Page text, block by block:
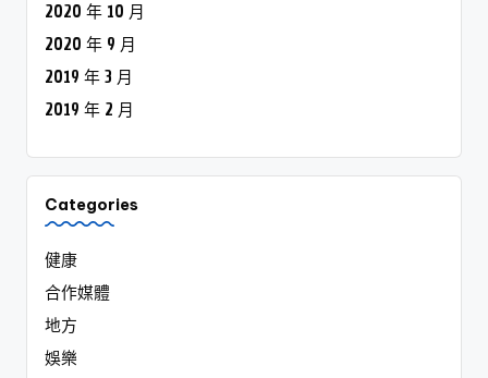
2020 年 10 月
2020 年 9 月
2019 年 3 月
2019 年 2 月
Categories
健康
合作媒體
地方
娛樂